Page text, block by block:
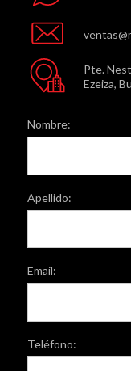
Pte.
Ezeiza,
Nombre:
Apellido:
Email:
Teléfono: